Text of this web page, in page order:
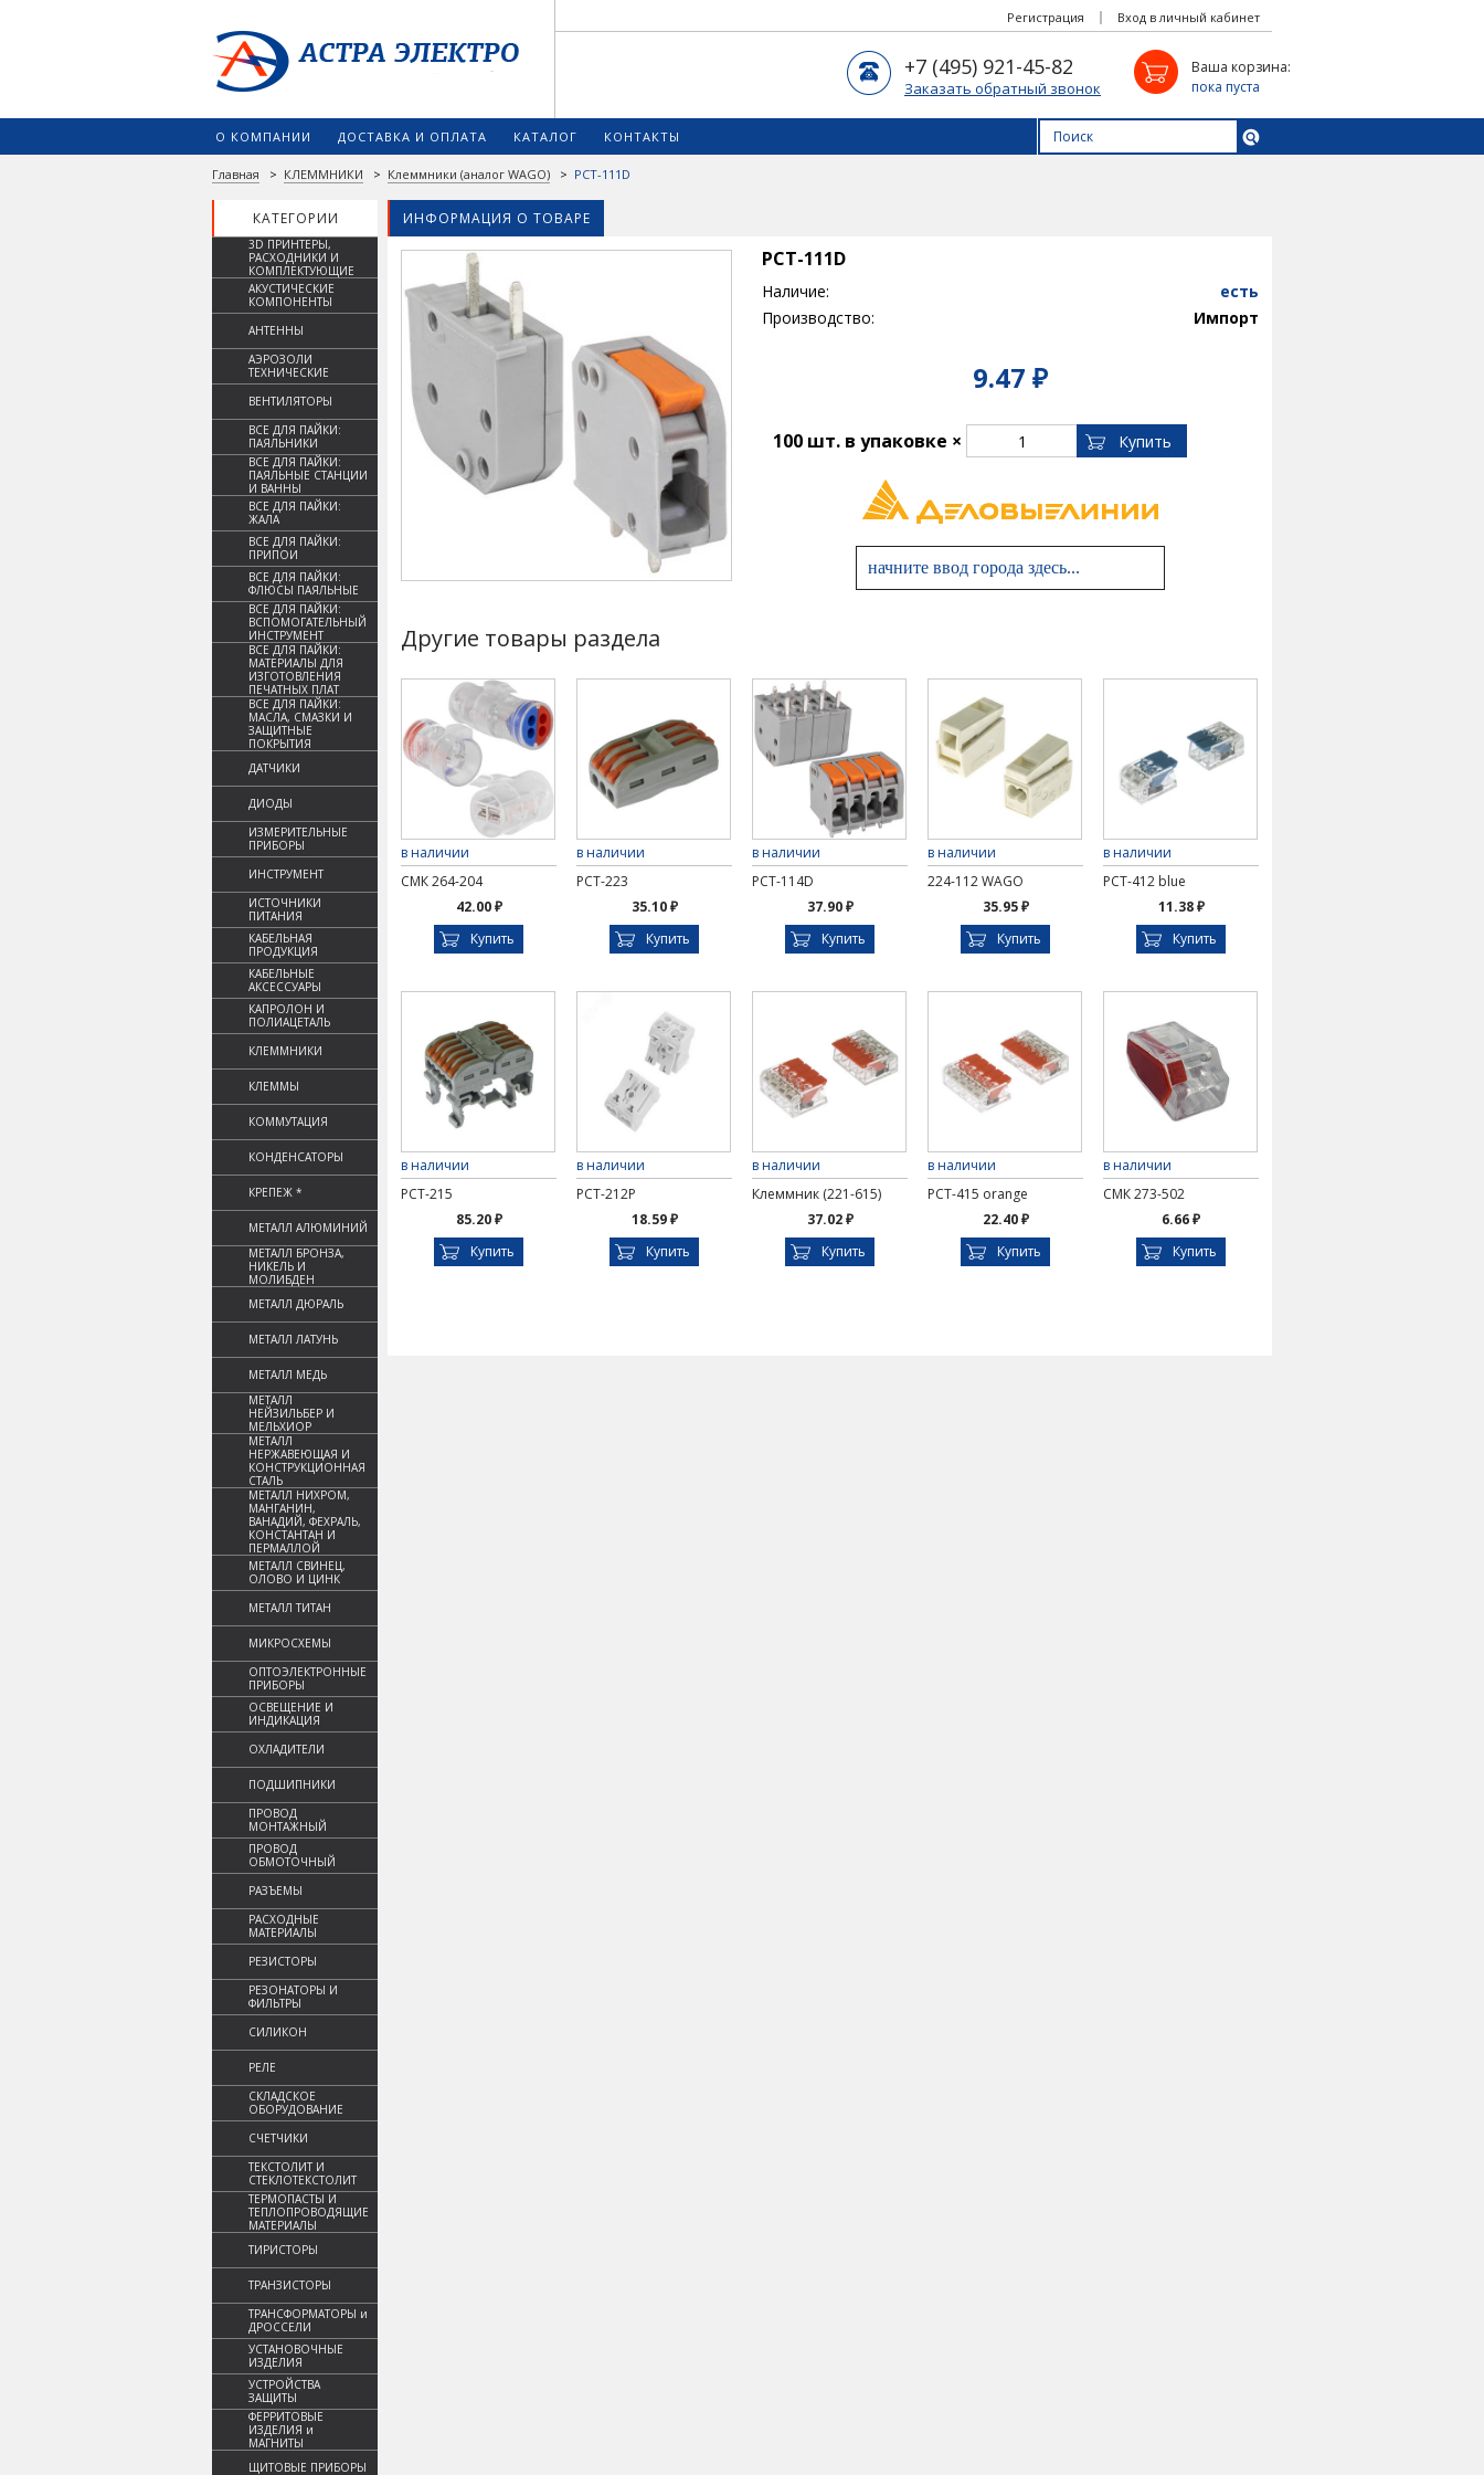
Вход в личный кабинет
Регистрация
Ваша корзина:
пока пуста
+7 (495) 921-45-82
Заказать обратный звонок
О КОМПАНИИ ДОСТАВКА И ОПЛАТА КАТАЛОГ КОНТАКТЫ
Главная > КЛЕММНИКИ > Клеммники (аналог WAGO) > PCT-111D
КАТЕГОРИИ ИНФОРМАЦИЯ О ТОВАРЕ
3D ПРИНТЕРЫ,
РАСХОДНИКИ И
КОМПЛЕКТУЮЩИЕ
АКУСТИЧЕСКИЕ
КОМПОНЕНТЫ
АНТЕННЫ
АЭРОЗОЛИ
ТЕХНИЧЕСКИЕ
ВЕНТИЛЯТОРЫ
ВСЕ ДЛЯ ПАЙКИ:
ПАЯЛЬНИКИ
ВСЕ ДЛЯ ПАЙКИ:
ПАЯЛЬНЫЕ СТАНЦИИ
И ВАННЫ
ВСЕ ДЛЯ ПАЙКИ:
ЖАЛА
ВСЕ ДЛЯ ПАЙКИ:
ПРИПОИ
ВСЕ ДЛЯ ПАЙКИ:
ФЛЮСЫ ПАЯЛЬНЫЕ
ВСЕ ДЛЯ ПАЙКИ:
ВСПОМОГАТЕЛЬНЫЙ
ИНСТРУМЕНТ
ВСЕ ДЛЯ ПАЙКИ:
МАТЕРИАЛЫ ДЛЯ
ИЗГОТОВЛЕНИЯ
ПЕЧАТНЫХ ПЛАТ
ВСЕ ДЛЯ ПАЙКИ:
МАСЛА, СМАЗКИ И
ЗАЩИТНЫЕ
ПОКРЫТИЯ
ДАТЧИКИ
ДИОДЫ
ИЗМЕРИТЕЛЬНЫЕ
ПРИБОРЫ
ИНСТРУМЕНТ
ИСТОЧНИКИ
ПИТАНИЯ
КАБЕЛЬНАЯ
ПРОДУКЦИЯ
КАБЕЛЬНЫЕ
АКСЕССУАРЫ
КАПРОЛОН И
ПОЛИАЦЕТАЛЬ
КЛЕММНИКИ
КЛЕММЫ
КОММУТАЦИЯ
КОНДЕНСАТОРЫ
КРЕПЕЖ *
МЕТАЛЛ АЛЮМИНИЙ
МЕТАЛЛ БРОНЗА,
НИКЕЛЬ И
МОЛИБДЕН
МЕТАЛЛ ДЮРАЛЬ
МЕТАЛЛ ЛАТУНЬ
МЕТАЛЛ МЕДЬ
МЕТАЛЛ
НЕЙЗИЛЬБЕР И
МЕЛЬХИОР
МЕТАЛЛ
НЕРЖАВЕЮЩАЯ И
КОНСТРУКЦИОННАЯ
СТАЛЬ
МЕТАЛЛ НИХРОМ,
МАНГАНИН,
ВАНАДИЙ, ФЕХРАЛЬ,
КОНСТАНТАН И
ПЕРМАЛЛОЙ
МЕТАЛЛ СВИНЕЦ,
ОЛОВО И ЦИНК
МЕТАЛЛ ТИТАН
МИКРОСХЕМЫ
ОПТОЭЛЕКТРОННЫЕ
ПРИБОРЫ
ОСВЕЩЕНИЕ И
ИНДИКАЦИЯ
ОХЛАДИТЕЛИ
ПОДШИПНИКИ
ПРОВОД
МОНТАЖНЫЙ
ПРОВОД
ОБМОТОЧНЫЙ
РАЗЪЕМЫ
РАСХОДНЫЕ
МАТЕРИАЛЫ
РЕЗИСТОРЫ
РЕЗОНАТОРЫ И
ФИЛЬТРЫ
СИЛИКОН
РЕЛЕ
СКЛАДСКОЕ
ОБОРУДОВАНИЕ
СЧЕТЧИКИ
ТЕКСТОЛИТ И
СТЕКЛОТЕКСТОЛИТ
ТЕРМОПАСТЫ И
ТЕПЛОПРОВОДЯЩИЕ
МАТЕРИАЛЫ
ТИРИСТОРЫ
ТРАНЗИСТОРЫ
ТРАНСФОРМАТОРЫ и
ДРОССЕЛИ
УСТАНОВОЧНЫЕ
ИЗДЕЛИЯ
УСТРОЙСТВА
ЗАЩИТЫ
ФЕРРИТОВЫЕ
ИЗДЕЛИЯ и
МАГНИТЫ
ЩИТОВЫЕ ПРИБОРЫ
PCT-111D
Наличие:
есть
Производство:
Импорт
9.47 ₽
100 шт. в упаковке ×
Другие товары раздела
в наличии
СМК 264-204
42.00 ₽
Купить
в наличии
PCT-223
35.10 ₽
Купить
в наличии
PCT-114D
37.90 ₽
Купить
в наличии
224-112 WAGO
35.95 ₽
Купить
в наличии
PCT-412 blue
11.38 ₽
Купить
в наличии
PCT-215
85.20 ₽
Купить
в наличии
PCT-212P
18.59 ₽
Купить
в наличии
Клеммник (221-615)
37.02 ₽
Купить
в наличии
PCT-415 orange
22.40 ₽
Купить
в наличии
СМК 273-502
6.66 ₽
Купить